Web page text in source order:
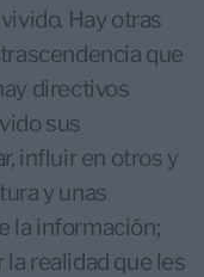
Hay otras
que
directivos
sus
influir en otros y
y unas
la información;
realidad que les